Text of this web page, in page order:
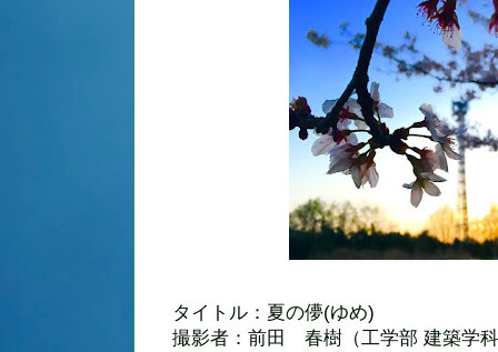
タイトル：夏の儚(ゆめ)
撮影者：前田 春樹（工学部 建築学